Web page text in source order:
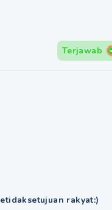
Terjawab
rakyat:)